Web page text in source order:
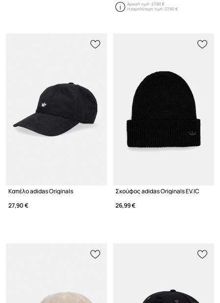
Αρχική τιμή:27,90 €
Η χαμηλότερη τιμή:27,90 €
Καπέλο adidas Originals
27,90 €
Σκούφος adidas Originals EV.IC
26,99 €